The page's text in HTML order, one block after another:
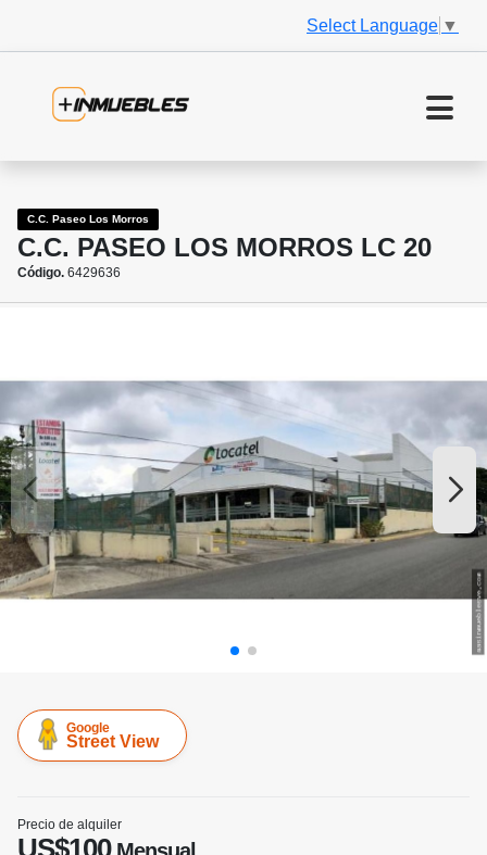
Select Language ▼
C.C. Paseo Los Morros
C.C. PASEO LOS MORROS LC 20
Código. 6429636
Google
Street View
Precio de alquiler